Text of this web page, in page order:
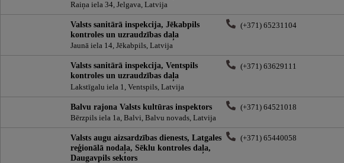
Raiņa iela 34, Jelgava, Latvija
Valsts sanitārā inspekcija, Jēkabpils
kontroles un uzraudzības daļa
Jaunā iela 14, Jēkabpils, Latvija
(+371) 65231104
Valsts sanitārā inspekcija, Ventspils
kontroles un uzraudzības daļa
Lakstīgalu iela 1, Ventspils, Latvija
(+371) 63629111
Balvu rajona Valsts kultūras inspektors
Bērzpils iela 1a, Balvi, Balvu novads, Latvija
(+371) 64521018
Valsts augu aizsardzības dienests, Latgales
reģionālā nodaļa, Sēklu kontroles daļa,
Daugavpils sektors
(+371) 65440058